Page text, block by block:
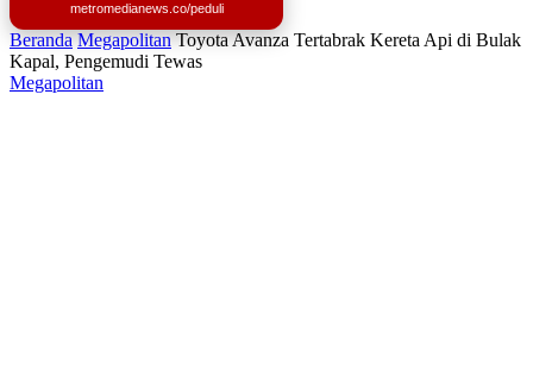
metromedianews.co/peduli
Beranda Megapolitan Toyota Avanza Tertabrak Kereta Api di Bulak
Kapal, Pengemudi Tewas
Megapolitan